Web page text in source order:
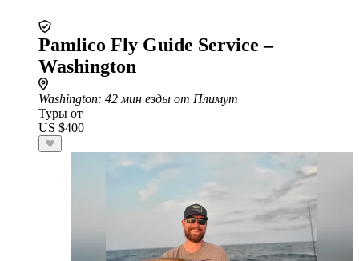
Pamlico Fly Guide Service –
Washington
Washington: 42 мин езды от Плимут
Туры от
US $400